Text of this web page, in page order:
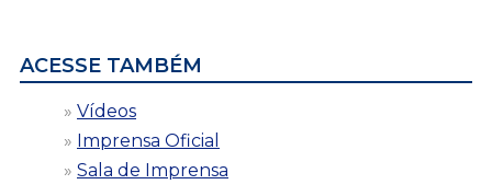
ACESSE TAMBÉM
Vídeos
Imprensa Oficial
Sala de Imprensa